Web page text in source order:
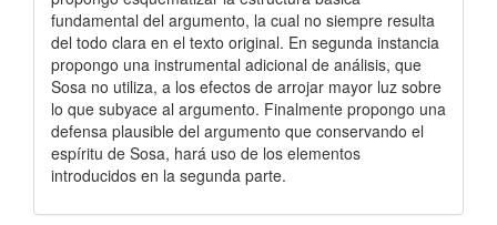
fundamental del argumento, la cual no siempre resulta
del todo clara en el texto original. En segunda instancia
propongo una instrumental adicional de análisis, que
Sosa no utiliza, a los efectos de arrojar mayor luz sobre
lo que subyace al argumento. Finalmente propongo una
defensa plausible del argumento que conservando el
espíritu de Sosa, hará uso de los elementos
introducidos en la segunda parte.